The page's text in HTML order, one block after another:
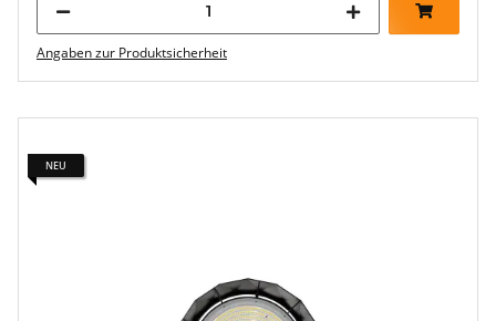
Angaben zur Produktsicherheit
NEU